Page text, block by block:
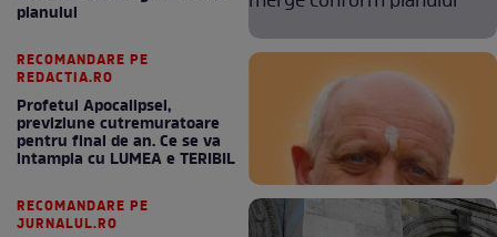
planului
RECOMANDARE PE
REDACTIA.RO
Profetul Apocalipsei,
previziune cutremuratoare
pentru final de an. Ce se va
intampla cu LUMEA e TERIBIL
RECOMANDARE PE
JURNALUL.RO